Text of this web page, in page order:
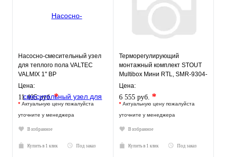
Насосно-смесительный узел
для теплого пола VALTEC
VALMIX 1" ВР
Цена:
11 405 руб.*
* Актуальную цену пожалуйста
уточните у менеджера
В избранное
Купить в 1 клик Под заказ
Терморегулирующий
монтажный комплект STOUT
Multibox Мини RTL, SMR-9304-
135140
Цена:
6 555 руб. *
* Актуальную цену пожалуйста
уточните у менеджера
В избранное
Купить в 1 клик Под заказ